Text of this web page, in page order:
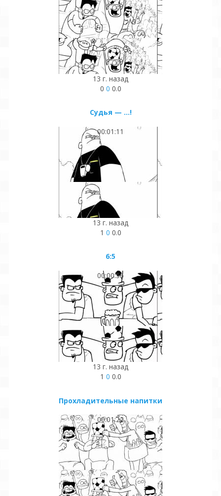
13 г. назад
0 0 0.0
Судья — ...!
00:01:11
13 г. назад
1 0 0.0
6:5
00:00:56
13 г. назад
1 0 0.0
Прохладительные напитки
00:01:22